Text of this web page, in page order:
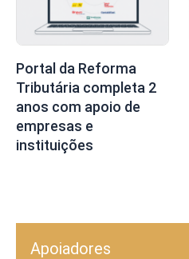
Portal da Reforma
Tributária completa 2
anos com apoio de
empresas e
instituições
Apoiadores